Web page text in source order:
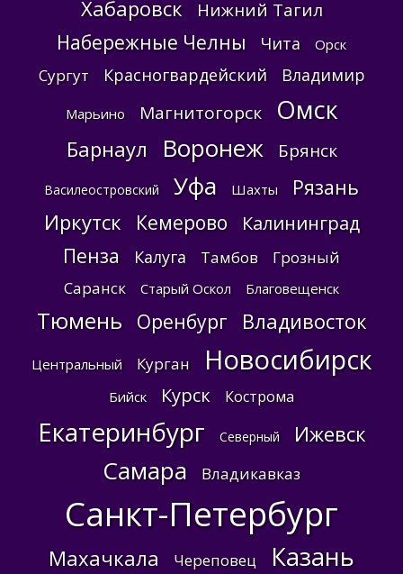
Хабаровск Нижний Тагил
Набережные Челны Чита Орск
Сургут Красногвардейский Владимир
Марьино Магнитогорск Омск
Барнаул Воронеж Брянск
Василеостровский Уфа Шахты Рязань
Иркутск Кемерово Калининград
Пенза Калуга Тамбов
Грозный
Саранск
Старый Оскол Благовещенск
Тюмень Оренбург Владивосток
Центральный Курган Новосибирск
Бийск Курск Кострома
Екатеринбург Северный Ижевск
Самара Владикавказ
Санкт-Петербург
Махачкала Череповец Казань